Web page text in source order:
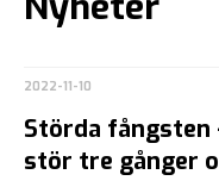
2022-11-10
Störda fångsten
stör tre gånger